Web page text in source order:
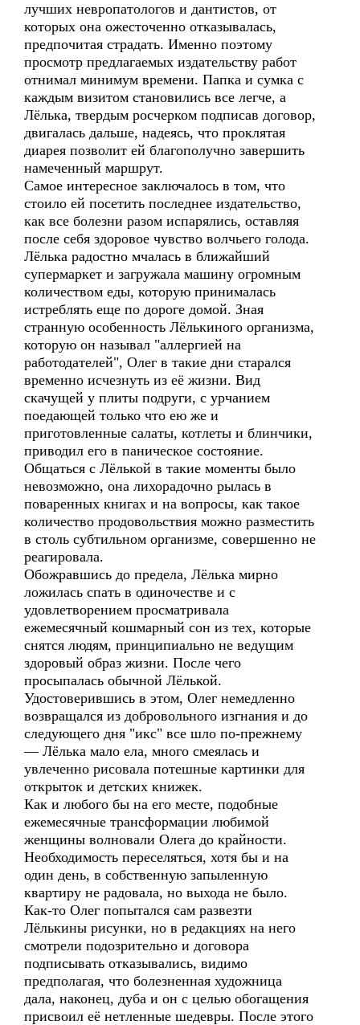
лучших невропатологов и дантистов, от
которых она ожесточенно отказывалась,
предпочитая страдать. Именно поэтому
просмотр предлагаемых издательству работ
отнимал минимум времени. Папка и сумка с
каждым визитом становились все легче, а
Лёлька, твердым росчерком подписав договор,
двигалась дальше, надеясь, что проклятая
диарея позволит ей благополучно завершить
намеченный маршрут.
Самое интересное заключалось в том, что
стоило ей посетить последнее издательство,
как все болезни разом испарялись, оставляя
после себя здоровое чувство волчьего голода.
Лёлька радостно мчалась в ближайший
супермаркет и загружала машину огромным
количеством еды, которую принималась
истреблять еще по дороге домой. Зная
странную особенность Лёлькиного организма,
которую он называл "аллергией на
работодателей", Олег в такие дни старался
временно исчезнуть из её жизни. Вид
скачущей у плиты подруги, с урчанием
поедающей только что ею же и
приготовленные салаты, котлеты и блинчики,
приводил его в паническое состояние.
Общаться с Лёлькой в такие моменты было
невозможно, она лихорадочно рылась в
поваренных книгах и на вопросы, как такое
количество продовольствия можно разместить
в столь субтильном организме, совершенно не
реагировала.
Обожравшись до предела, Лёлька мирно
ложилась спать в одиночестве и с
удовлетворением просматривала
ежемесячный кошмарный сон из тех, которые
снятся людям, принципиально не ведущим
здоровый образ жизни. После чего
просыпалась обычной Лёлькой.
Удостоверившись в этом, Олег немедленно
возвращался из добровольного изгнания и до
следующего дня "икс" все шло по-прежнему
— Лёлька мало ела, много смеялась и
увлеченно рисовала потешные картинки для
открыток и детских книжек.
Как и любого бы на его месте, подобные
ежемесячные трансформации любимой
женщины волновали Олега до крайности.
Необходимость переселяться, хотя бы и на
один день, в собственную запыленную
квартиру не радовала, но выхода не было.
Как-то Олег попытался сам развезти
Лёлькины рисунки, но в редакциях на него
смотрели подозрительно и договора
подписывать отказывались, видимо
предполагая, что болезненная художница
дала, наконец, дуба и он с целью обогащения
присвоил её нетленные шедевры. После этого